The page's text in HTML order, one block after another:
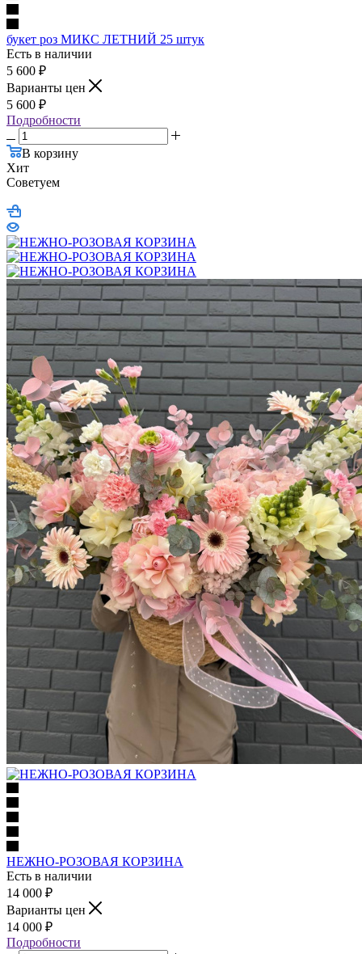
букет роз МИКС ЛЕТНИЙ 25 штук
Есть в наличии
5 600 ₽
Варианты цен
5 600 ₽
Подробности
В корзину
Хит
Советуем
НЕЖНО-РОЗОВАЯ КОРЗИНА
Есть в наличии
14 000 ₽
Варианты цен
14 000 ₽
Подробности